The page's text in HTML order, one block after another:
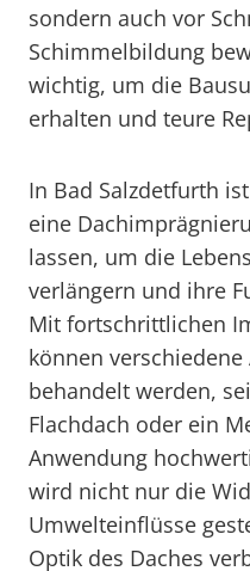
sondern auch vor
Schimmelbildung
wichtig, um die
erhalten und teure
In Bad Salzdetfurth
eine
lassen, um die
verlängern und ihre
Mit fortschrittlichen
können
behandelt werden,
Flachdach oder ein
Anwendung
wird nicht nur die
Umwelteinflüsse
Optik des Daches